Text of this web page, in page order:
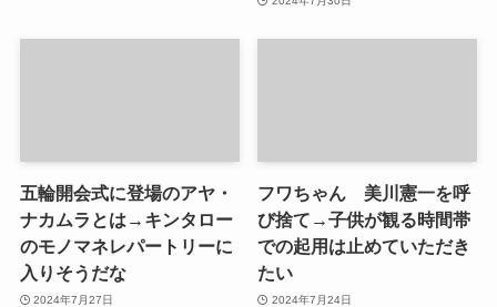
五輪開会式に登場のアヤ・
ナカムラとは→キンタロー
のモノマネレパートリーに
入りそうだな
2024年7月27日
フワちゃん 美川憲一を呼
び捨て→子供が観る時間帯
での起用は止めていただき
たい
2024年7月24日